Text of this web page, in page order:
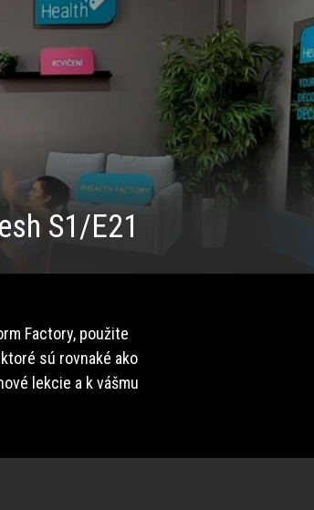
S1/E21
Factory, použite
sú rovnaké ako
lekcie a k vášmu